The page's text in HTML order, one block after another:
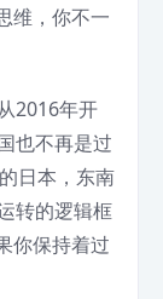
维，你不一
2016年开
也不再是过
日本，东南
转的逻辑框
你保持着过